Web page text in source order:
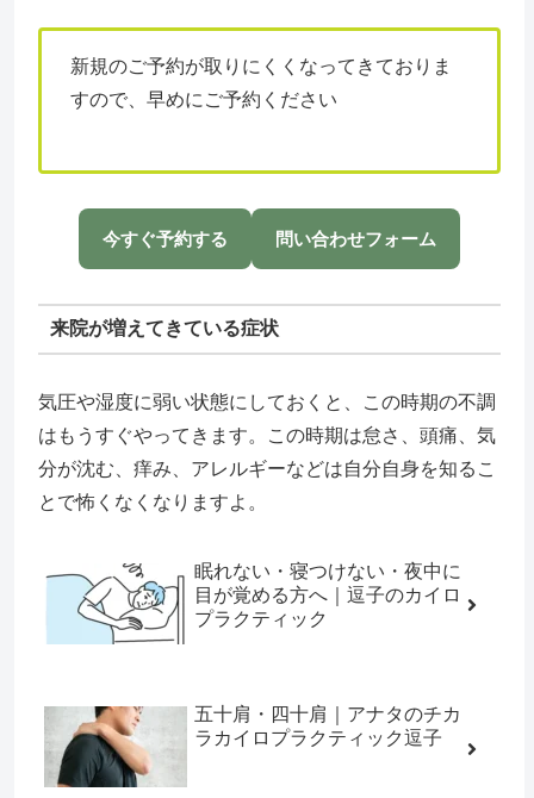
新規のご予約が取りにくくなってきておりま
すので、早めにご予約ください
今すぐ予約する 問い合わせフォーム
来院が増えてきている症状
気圧や湿度に弱い状態にしておくと、この時期の不調
はもうすぐやってきます。この時期は怠さ、頭痛、気
分が沈む、痒み、アレルギーなどは自分自身を知るこ
とで怖くなくなりますよ。
眠れない・寝つけない・夜中に
目が覚める方へ｜逗子のカイロ
プラクティック
五十肩・四十肩｜アナタのチカ
ラカイロプラクティック逗子